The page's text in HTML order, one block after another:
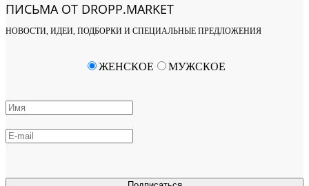
ПИСЬМА ОТ DROPP.MARKET
НОВОСТИ, ИДЕИ, ПОДБОРКИ И СПЕЦИАЛЬНЫЕ ПРЕДЛОЖЕНИЯ
ЖЕНСКОЕ МУЖСКОЕ